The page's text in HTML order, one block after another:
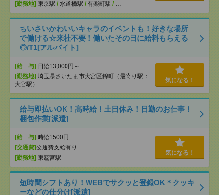
[勤務地] 東京駅 / 水道橋駅 / 有楽町駅 / …
ちいさいかわいいキャラのイベントも！好きな場所
で働ける☆来社不要！働いたその日に給料もらえる
◎/T1[アルバイト]
[給 与] 日給13,000円～
[勤務地] 埼玉県さいたま市大宮区錦町（最寄り駅：
大宮駅）
気になる！
給与即払いOK！高時給！土日休み！日勤のお仕事！
梱包作業[派遣]
[給 与] 時給1500円
[交通費]交通費支給有り
[勤務地] 東鷲宮駅
気になる！
短時間シフトあり！WEBでサクッと登録OK＊クッキ
ーなどの仕分け[派遣]